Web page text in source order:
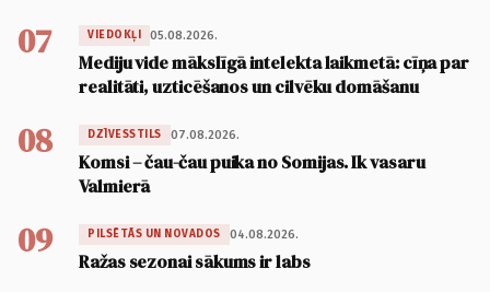
07 VIEDOKĻI 05.08.2026.
Mediju vide mākslīgā intelekta laikmetā: cīņa par
realitāti, uzticēšanos un cilvēku domāšanu
08 DZĪVESSTILS 07.08.2026.
Komsi – čau-čau puika no Somijas. Ik vasaru
Valmierā
09 PILSĒTĀS UN NOVADOS 04.08.2026.
Ražas sezonai sākums ir labs